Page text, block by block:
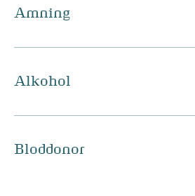
Amning
Alkohol
Bloddonor